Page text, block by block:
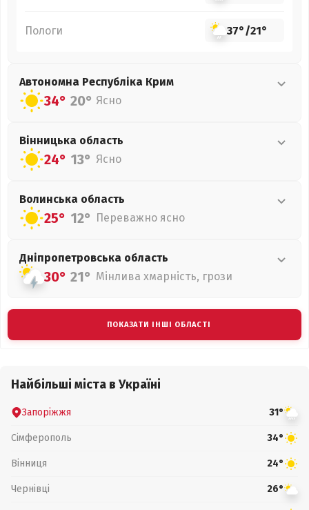
Пологи 37°/21°
Автономна Республіка Крим
34° 20° Ясно
Вінницька область
24° 13° Ясно
Волинська область
25° 12° Переважно ясно
Дніпропетровська область
30° 21° Мінлива хмарність, грози
ПОКАЗАТИ ІНШІ ОБЛАСТІ
Найбільші міста в Україні
Запоріжжя 31°
Сімферополь 34°
Вінниця 24°
Чернівці 26°